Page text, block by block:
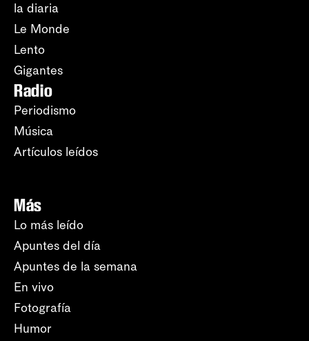
la diaria
Le Monde
Lento
Gigantes
Radio
Periodismo
Música
Artículos leídos
Más
Lo más leído
Apuntes del día
Apuntes de la semana
En vivo
Fotografía
Humor